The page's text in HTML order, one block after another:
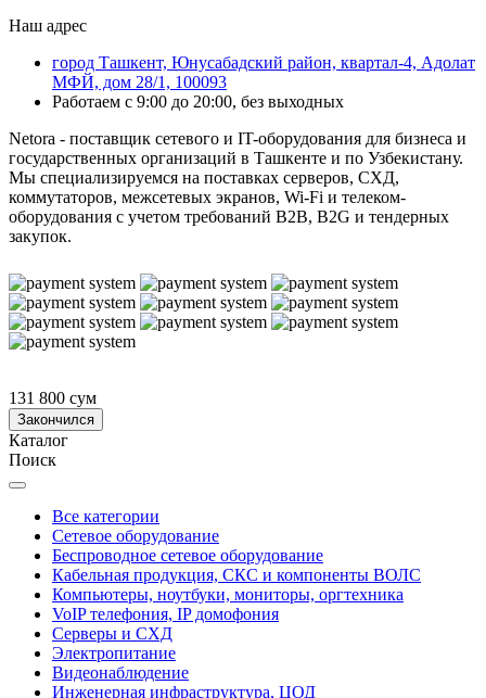
Наш адрес
город Ташкент, Юнусабадский район, квартал-4, Адолат
МФЙ, дом 28/1, 100093
Работаем с 9:00 до 20:00, без выходных
Netora - поставщик сетевого и IT-оборудования для бизнеса и
государственных организаций в Ташкенте и по Узбекистану.
Мы специализируемся на поставках серверов, СХД,
коммутаторов, межсетевых экранов, Wi-Fi и телеком-
оборудования с учетом требований B2B, B2G и тендерных
закупок.
131 800 сум
Закончился
Каталог
Поиск
Все категории
Сетевое оборудование
Беспроводное сетевое оборудование
Кабельная продукция, СКС и компоненты ВОЛС
Компьютеры, ноутбуки, мониторы, оргтехника
VoIP телефония, IP домофония
Серверы и СХД
Электропитание
Видеонаблюдение
Инженерная инфраструктура, ЦОД